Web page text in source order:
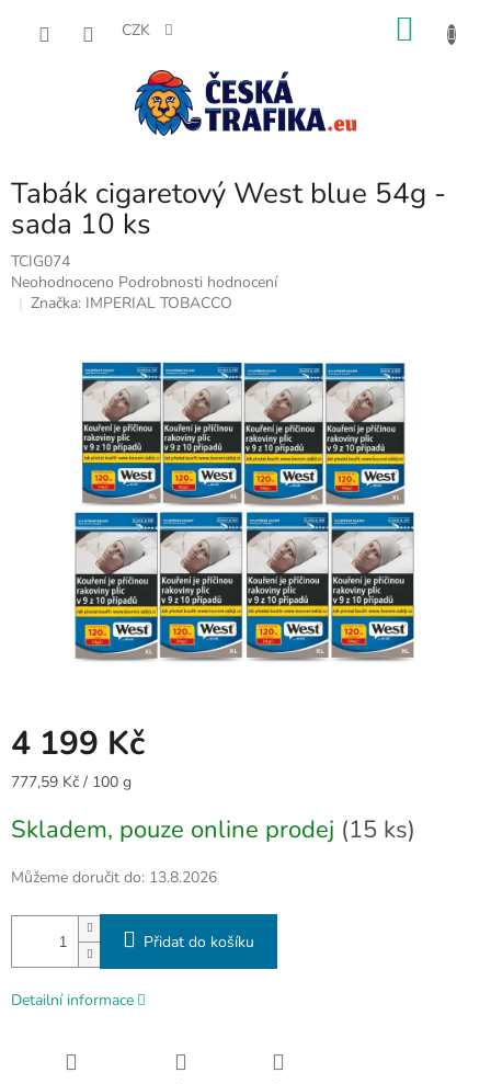
CZK
Tabák cigaretový West blue 54g -
sada 10 ks
TCIG074
Průměrné
hodnocení
Neohodnoceno Podrobnosti hodnocení
Značka: IMPERIAL TOBACCO
4 199 Kč
Měrná
777,59 Kč / 100 g
Skladem, pouze online prodej (15 ks)
Můžeme doručit do: 13.8.2026
Přidat do košíku
Detailní informace